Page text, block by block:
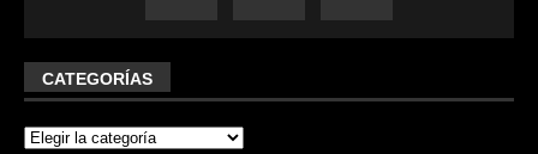
CATEGORÍAS